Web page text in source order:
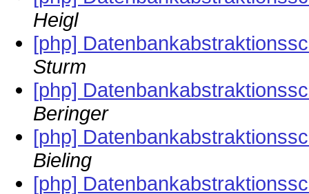
Heigl
[php]
Sturm
[php]
Beringer
[php]
Bieling
[php]